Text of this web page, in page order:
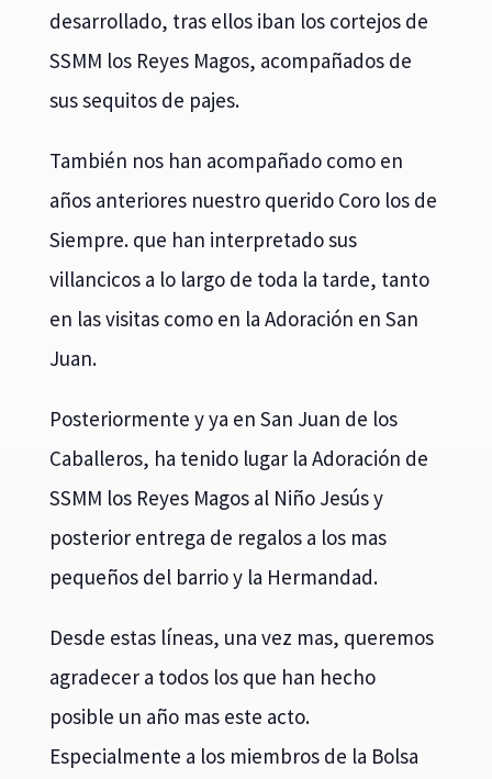
desarrollado, tras ellos iban los cortejos de
SSMM los Reyes Magos, acompañados de
sus sequitos de pajes.
También nos han acompañado como en
años anteriores nuestro querido Coro los de
Siempre. que han interpretado sus
villancicos a lo largo de toda la tarde, tanto
en las visitas como en la Adoración en San
Juan.
Posteriormente y ya en San Juan de los
Caballeros, ha tenido lugar la Adoración de
SSMM los Reyes Magos al Niño Jesús y
posterior entrega de regalos a los mas
pequeños del barrio y la Hermandad.
Desde estas líneas, una vez mas, queremos
agradecer a todos los que han hecho
posible un año mas este acto.
Especialmente a los miembros de la Bolsa